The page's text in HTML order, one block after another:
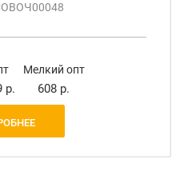
р.
Мелкий опт
608 р.